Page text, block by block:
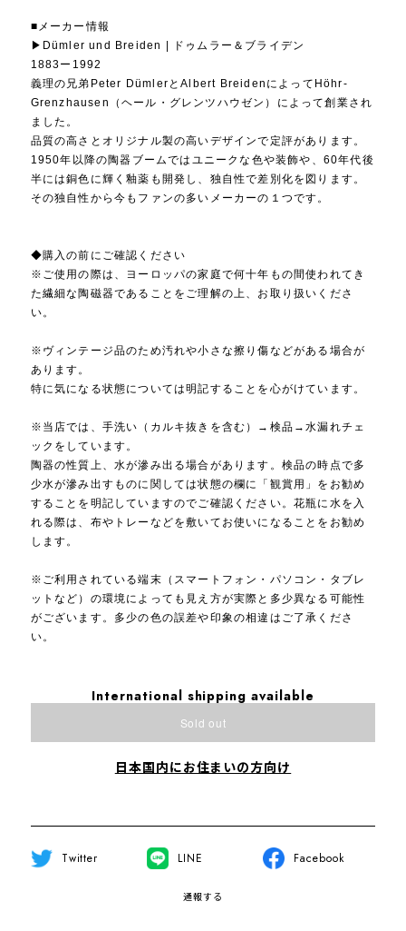
■メーカー情報
▶︎Dümler und Breiden | ドゥムラー＆ブライデン
1883ー1992
義理の兄弟Peter DümlerとAlbert BreidenによってHöhr-
Grenzhausen（ヘール・グレンツハウゼン）によって創業され
ました。
品質の高さとオリジナル製の高いデザインで定評があります。
1950年以降の陶器ブームではユニークな色や装飾や、60年代後
半には銅色に輝く釉薬も開発し、独自性で差別化を図ります。
その独自性から今もファンの多いメーカーの１つです。
◆購入の前にご確認ください
※ご使用の際は、ヨーロッパの家庭で何十年もの間使われてき
た繊細な陶磁器であることをご理解の上、お取り扱いくださ
い。
※ヴィンテージ品のため汚れや小さな擦り傷などがある場合が
あります。
特に気になる状態については明記することを心がけています。
※当店では、手洗い（カルキ抜きを含む）→検品→水漏れチェ
ックをしています。
陶器の性質上、水が滲み出る場合があります。検品の時点で多
少水が滲み出すものに関しては状態の欄に「観賞用」をお勧め
することを明記していますのでご確認ください。花瓶に水を入
れる際は、布やトレーなどを敷いてお使いになることをお勧め
します。
※ご利用されている端末（スマートフォン・パソコン・タブレ
ットなど）の環境によっても見え方が実際と多少異なる可能性
がございます。多少の色の誤差や印象の相違はご了承くださ
い。
International shipping available
Sold out
日本国内にお住まいの方向け
Twitter LINE Facebook
通報する